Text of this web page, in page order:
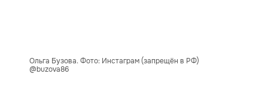
Ольга Бузова. Фото: Инстаграм (запрещён в РФ)
@buzova86